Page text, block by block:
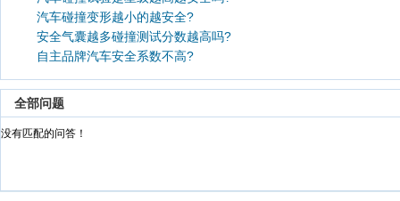
汽车碰撞变形越小的越安全?
安全气囊越多碰撞测试分数越高吗?
自主品牌汽车安全系数不高?
全部问题
没有匹配的问答！